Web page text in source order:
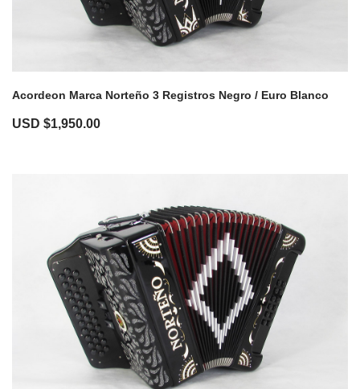
Acordeon Marca Norteño 3 Registros Negro / Euro Blanco
USD $1,950.00